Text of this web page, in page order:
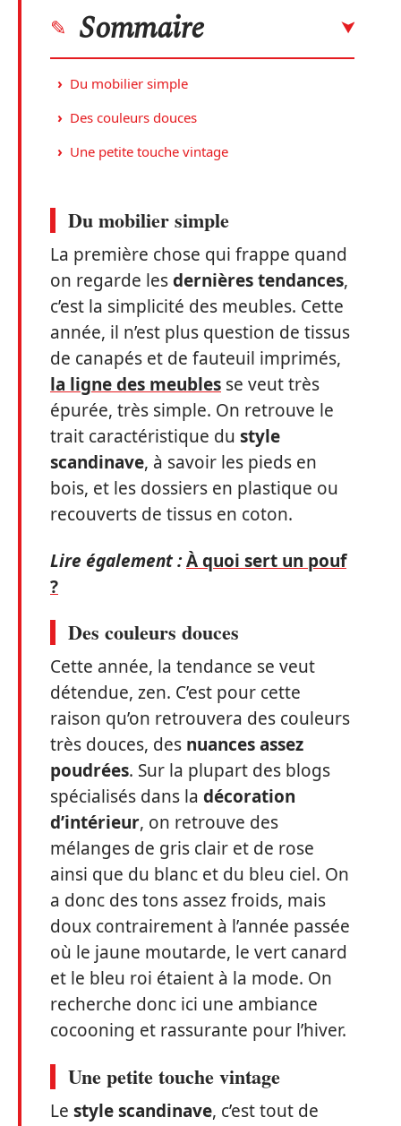
Sommaire
Du mobilier simple
Des couleurs douces
Une petite touche vintage
Du mobilier simple
La première chose qui frappe quand
on regarde lesdernières tendances,
c’est la simplicité des meubles. Cette
année, il n’est plus question de tissus
de canapés et de fauteuil imprimés,
la ligne des meubles se veut très
épurée, très simple. On retrouve le
trait caractéristique du style
scandinave, à savoir les pieds en
bois, et les dossiers en plastique ou
recouverts de tissus en coton.
Lire également :À quoi sert un pouf
?
Des couleurs douces
Cette année, la tendance se veut
détendue, zen. C’est pour cette
raison qu’on retrouvera des couleurs
très douces, des nuances assez
poudrées. Sur la plupart des blogs
spécialisés dans la décoration
d’intérieur, on retrouve des
mélanges de gris clair et de rose
ainsi que du blanc et du bleu ciel. On
a donc des tons assez froids, mais
doux contrairement à l’année passée
où le jaune moutarde, le vert canard
et le bleu roi étaient à la mode. On
recherche donc ici une ambiance
cocooning et rassurante pour l’hiver.
Une petite touche vintage
Le style scandinave, c’est tout de